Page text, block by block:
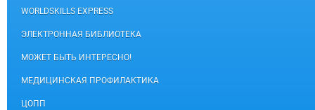
WORLDSKILLS EXPRESS
ЭЛЕКТРОННАЯ БИБЛИОТЕКА
МОЖЕТ БЫТЬ ИНТЕРЕСНО!
МЕДИЦИНСКАЯ ПРОФИЛАКТИКА
ЦОПП